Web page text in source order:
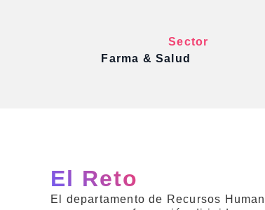
Sector
Farma & Salud
El Reto
El departamento de Recursos